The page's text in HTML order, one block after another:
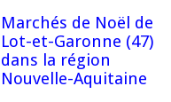
Marchés de Noël de
Lot-et-Garonne (47)
dans la région
Nouvelle-Aquitaine